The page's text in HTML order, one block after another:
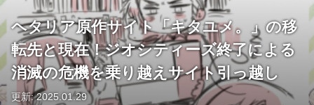
ヘタリア原作サイト「キタユメ。」の移
転先と現在！ジオシティーズ終了による
消滅の危機を乗り越えサイト引っ越し
更新: 2025.01.29